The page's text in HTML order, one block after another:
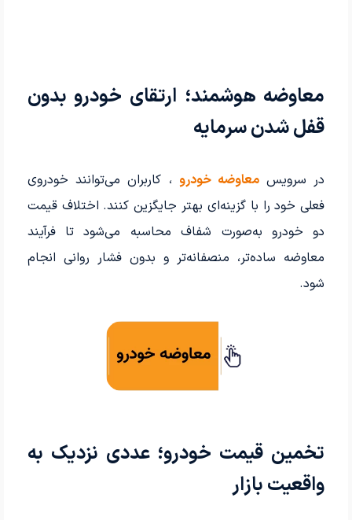
معاوضه هوشمند؛ ارتقای خودرو بدون
قفل شدن سرمایه
در سرویسمعاوضه خودرو ، کاربران می‌توانند خودروی
فعلی خود را با گزینه‌ای بهتر جایگزین کنند. اختلاف قیمت
دو خودرو به‌صورت شفاف محاسبه می‌شود تا فرآیند
معاوضه ساده‌تر، منصفانه‌تر و بدون فشار روانی انجام
شود.
تخمین قیمت خودرو؛ عددی نزدیک به
واقعیت بازار